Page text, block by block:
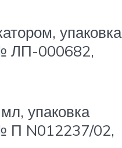
упаковка
ЛП-000682,
упаковка
П N012237/02,